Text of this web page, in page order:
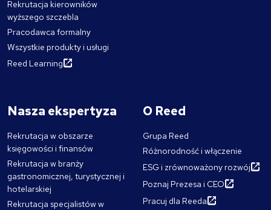
Rekrutacja kierowników
wyższego szczebla
Pracodawca formalny
Wszystkie produkty i usługi
Reed Learning
Nasza ekspertyza
Rekrutacja w obszarze
księgowości i finansów
Rekrutacja w branży
gastronomicznej, turystycznej i
hotelarskiej
Rekrutacja specjalistów w
O Reed
Grupa Reed
Różnorodność i włączenie
ESG i zrównoważony rozwój
Poznaj Prezesa i CEO
Pracuj dla Reeda